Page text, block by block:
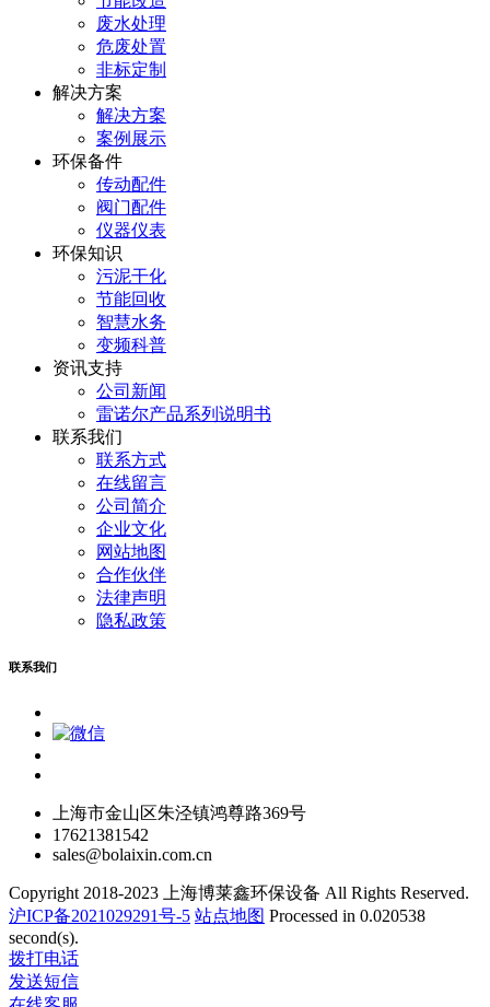
废水处理
危废处置
非标定制
解决方案
解决方案
案例展示
环保备件
传动配件
阀门配件
仪器仪表
环保知识
污泥干化
节能回收
智慧水务
变频科普
资讯支持
公司新闻
雷诺尔产品系列说明书
联系我们
联系方式
在线留言
公司简介
企业文化
网站地图
合作伙伴
法律声明
隐私政策
联系我们
上海市金山区朱泾镇鸿尊路369号
17621381542
sales@bolaixin.com.cn
Copyright 2018-2023 上海博莱鑫环保设备 All Rights Reserved.
沪ICP备2021029291号-5 站点地图 Processed in 0.020538
second(s).
拨打电话
发送短信